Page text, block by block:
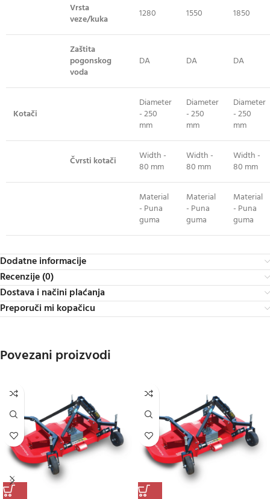
Vrsta
veze/kuka
1280 1550 1850
Zaštita
pogonskog
voda
DA DA DA
Kotači
Diameter
- 250
mm
Diameter
- 250
mm
Diameter
- 250
mm
Čvrsti kotači
Width -
80 mm
Width -
80 mm
Width -
80 mm
Material
- Puna
guma
Material
- Puna
guma
Material
- Puna
guma
Dodatne informacije
Recenzije (0)
Dostava i načini plaćanja
Preporuči mi kopačicu
Povezani proizvodi